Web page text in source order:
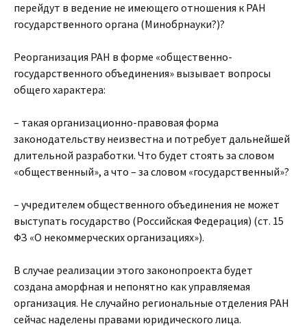
перейдут в ведение не имеющего отношения к РАН
государственного органа (Минобрнауки?)?
Реорганизация РАН в форме «общественно-
государственного объединения» вызывает вопросы
общего характера:
– такая организационно-правовая форма
законодательству неизвестна и потребует дальнейшей
длительной разработки. Что будет стоять за словом
«общественный», а что – за словом «государственный»?
– учредителем общественного объединения не может
выступать государство (Российская Федерация) (ст. 15
ФЗ «О некоммерческих организациях»).
В случае реализации этого законопроекта будет
создана аморфная и непонятно как управляемая
организация. Не случайно региональные отделения РАН
сейчас наделены правами юридического лица.